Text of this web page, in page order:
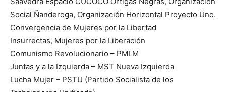
Social Ñanderoga, Organización Horizontal Proyecto Uno.
Convergencia de Mujeres por la Libertad
Insurrectas, Mujeres por la Liberación
Comunismo Revolucionario – PMLM
Juntas y a la Izquierda – MST Nueva Izquierda
Lucha Mujer – PSTU (Partido Socialista de los